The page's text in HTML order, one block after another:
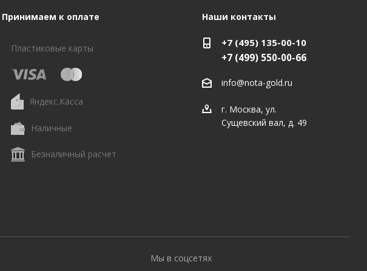
Принимаем к оплате
Пластиковые карты
Яндекс.Касса
Наличные
Безналичный расчет
Наши контакты
+7 (495) 135-00-10
+7 (499) 550-00-66
info@nota-gold.ru
г. Москва, ул.
Сущевский вал, д. 49
Мы в соцсетях